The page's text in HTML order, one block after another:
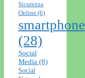
Sicurezza
Online (6)
smartphone
(28)
Social
Media (8)
Social